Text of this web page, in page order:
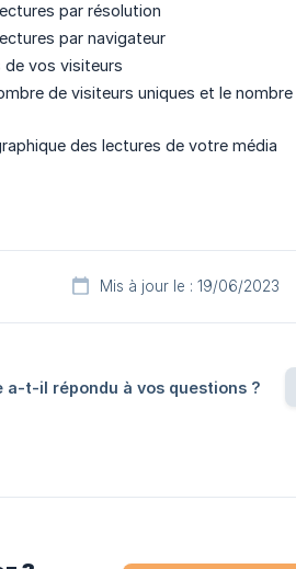
par résolution
par navigateur
vos visiteurs
de visiteurs uniques et le
des lectures de votre média
Mis à jour le : 19/06/2023
a-t-il répondu à vos questions ?